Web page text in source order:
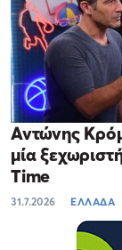
Αντώνης
μία
Time
31.7.2026 ΕΛΛΑΔΑ